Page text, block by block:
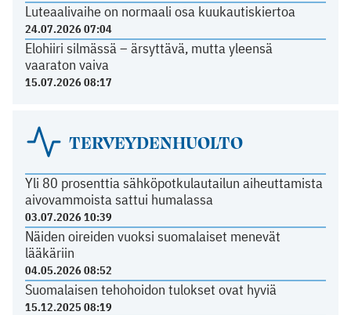
Luteaalivaihe on normaali osa kuukautiskiertoa
24.07.2026 07:04
Elohiiri silmässä – ärsyttävä, mutta yleensä
vaaraton vaiva
15.07.2026 08:17
TERVEYDENHUOLTO
Yli 80 prosenttia sähköpotkulautailun aiheuttamista
aivovammoista sattui humalassa
03.07.2026 10:39
Näiden oireiden vuoksi suomalaiset menevät
lääkäriin
04.05.2026 08:52
Suomalaisen tehohoidon tulokset ovat hyviä
15.12.2025 08:19